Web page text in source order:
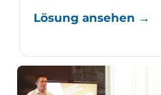
Lösung ansehen →